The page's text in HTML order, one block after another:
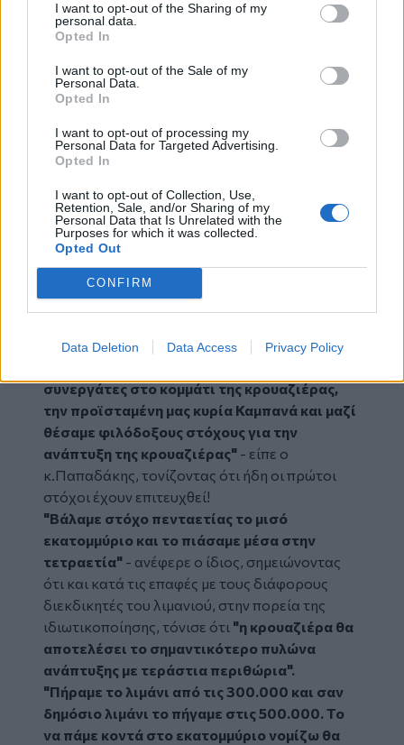
I want to opt-out of the Sharing of my
personal data.
Opted In
I want to opt-out of the Sale of my
Personal Data.
Opted In
I want to opt-out of processing my
Personal Data for Targeted Advertising.
Opted In
I want to opt-out of Collection, Use,
Retention, Sale, and/or Sharing of my
Personal Data that Is Unrelated with the
Purposes for which it was collected.
Opted Out
CONFIRM
Data Deletion Data Access Privacy Policy
Ο Διευθύνων Σύμβουλος του Οργανισμού
Λιμένος Ηρακλείου Μηνάς Παπαδάκης
έκανε
μια αναδρομή στο χρόνο, αναφορικά με το πως
το λιμάνι του Ηρακλείου κατάφερε να κάνει
άλλοτε βήματα κι άλλοτε άλματα και να φτάσει
στο επίπεδο όπου βρίσκεται σήμερα και μια
"ανάσα" πριν τη σημαντική διοργάνωση του
Posidonia Forum.
Ο ίδιος "κατέθεσε" τη σαφή στόχευση του ΟΛΗ,
προς την ανάπτυξη της κρουαζιέρας για το
συνεργάτες στο κομμάτι της κρουαζιέρας,
την προϊσταμένη μας κυρία Καμπανά και μαζί
θέσαμε φιλόδοξους στόχους για την
ανάπτυξη της κρουαζιέρας" - είπε ο
κ.Παπαδάκης, τονίζοντας ότι ήδη οι πρώτοι
στόχοι έχουν επιτευχθεί!
"Βάλαμε στόχο πενταετίας το μισό
εκατομμύριο και το πιάσαμε μέσα στην
τετραετία" - ανέφερε ο ίδιος, σημειώνοντας
ότι και κατά τις επαφές με τους διάφορους
διεκδικητές του λιμανιού, στην πορεία της
ιδιωτικοποίησης, τόνισε ότι "η κρουαζιέρα θα
αποτελέσει το σημαντικότερο πυλώνα
ανάπτυξης με τεράστια περιθώρια".
"Πήραμε το λιμάνι από τις 300.000 και σαν
δημόσιο λιμάνι το πήγαμε στις 500.000. Το
να πάμε κοντά στο εκατομμύριο νομίζω θα